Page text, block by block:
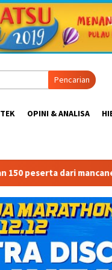
Pencarian
OPINI & ANALISA
Perkuat Industri